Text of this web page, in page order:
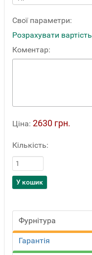
Свої параметри:
Розрахувати вартість
Коментар:
Ціна: 2630 грн.
Кількість:
Фурнітура
Гарантія